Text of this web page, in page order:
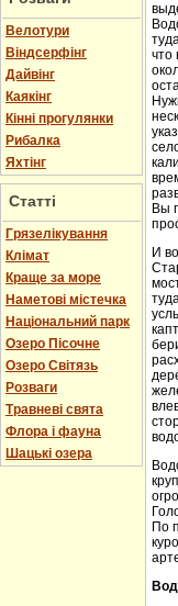
Велотури
Віндсерфінг
Дайвінг
Каякінг
Кінні прогулянки
Рибалка
Яхтінг
Статті
Грязелікування
Клімат
Краще за море
Наметові містечка
Національний парк
Озеро Пісочне
Озеро Світязь
Розваги
Травневі свята
Флора і фауна
Шацькі озера
что
Вы
И
По